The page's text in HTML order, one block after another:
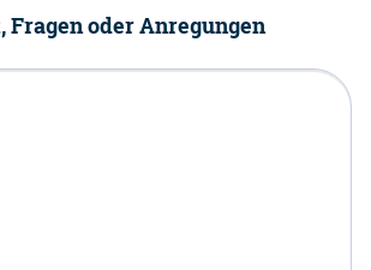
oder Anregungen